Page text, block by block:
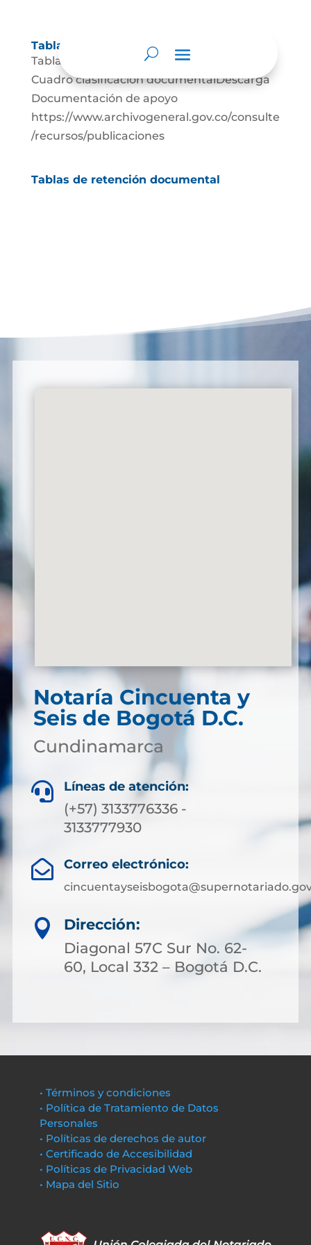
Tablas de retención documental
Tablas de Retención documental Descarga
Cuadro clasificación documentalDescarga
Documentación de apoyo
https://www.archivogeneral.gov.co/consulte
/recursos/publicaciones
Tablas de retención documental
Notaría Cincuenta y
Seis de Bogotá D.C.
Cundinamarca
 Líneas de atención:
(+57) 3133776336 -
3133777930
 Correo electrónico:

Dirección:
Diagonal 57C Sur No. 62-
60, Local 332 – Bogotá D.C.
• Términos y condiciones
• Política de Tratamiento de Datos
Personales
• Políticas de derechos de autor
• Certificado de Accesibilidad
• Políticas de Privacidad Web
• Mapa del Sitio